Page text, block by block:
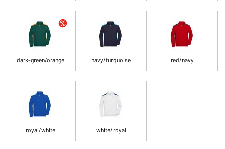
dark-green/orange navy/turquoise red/navy
royal/white white/royal